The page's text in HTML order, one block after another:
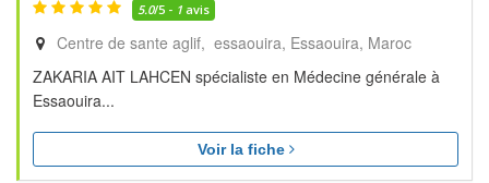
5.0/5 - 1 avis
Centre de sante aglif, essaouira Essaouira Maroc
ZAKARIA AIT LAHCEN spécialiste en Médecine générale à
Essaouira...
Voir la fiche